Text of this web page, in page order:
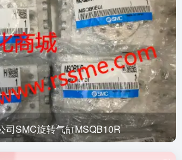
司SMC旋转气缸MSQB10R